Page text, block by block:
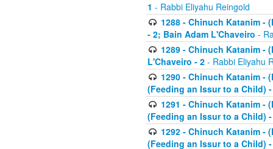
1 - Rabbi Eliyahu Reingold
1288 - Chinuch Katanim -
- 2; Bain Adam L'Chaveiro -
1289 - Chinuch Katanim -
L'Chaveiro - 2 - Rabbi Eliyahu
1290 - Chinuch Katanim -
(Feeding an Issur to a Child)
1291 - Chinuch Katanim -
(Feeding an Issur to a Child)
1292 - Chinuch Katanim -
(Feeding an Issur to a Child)